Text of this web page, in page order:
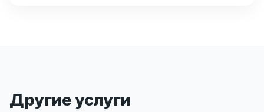
Другие услуги